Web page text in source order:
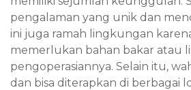
pengalaman yang unik dan
ini juga ramah lingkungan
memerlukan bahan bakar atau
pengoperasiannya. Selain itu,
dan bisa diterapkan di berbagai